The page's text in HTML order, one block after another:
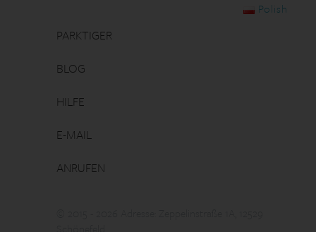
Polish
PARKTIGER
BLOG
HILFE
E-MAIL
ANRUFEN